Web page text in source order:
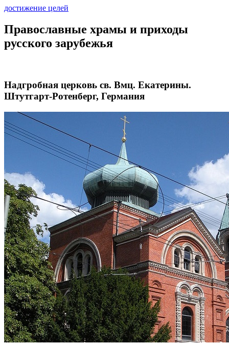
достижение целей
Православные храмы и приходы
русского зарубежья
Надгробная церковь св. Вмц. Екатерины.
Штутгарт-Ротенберг, Германия